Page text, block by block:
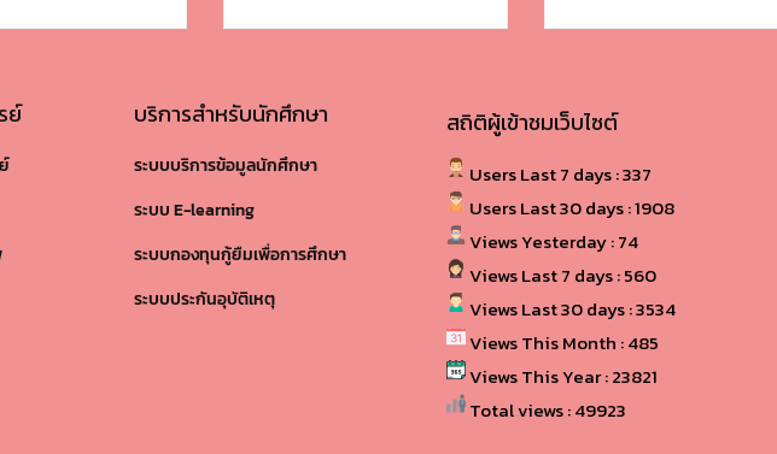
ย์ บริการสำหรับนักศึกษา
ระบบบริการข้อมูลนักศึกษา
ระบบ E-learning
ระบบกองทุนกู้ยืมเพื่อการศึกษา
ระบบประกันอุบัติเหตุ
สถิติผู้เข้าชมเว็บไซต์
Users Last 7 days : 337
Users Last 30 days : 1908
Views Yesterday : 74
Views Last 7 days : 560
Views Last 30 days : 3534
Views This Month : 485
Views This Year : 23821
Total views : 49923